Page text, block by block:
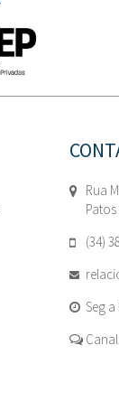
Rua
Patos
(34)
Seg a
Canal